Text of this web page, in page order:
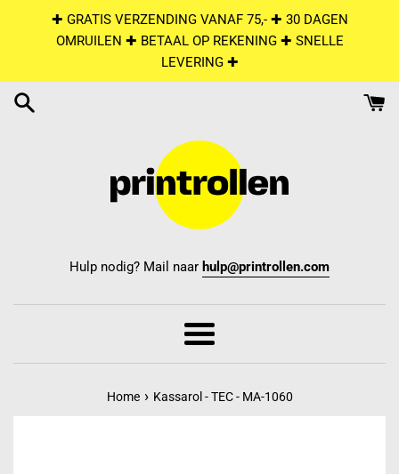
✚ GRATIS VERZENDING VANAF 75,- ✚ 30 DAGEN
OMRUILEN ✚ BETAAL OP REKENING ✚ SNELLE
LEVERING ✚
Hulp nodig? Mail naar hulp@printrollen.com
Menu
Home › Kassarol - TEC - MA-1060